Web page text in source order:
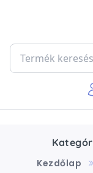
Kezdőlap